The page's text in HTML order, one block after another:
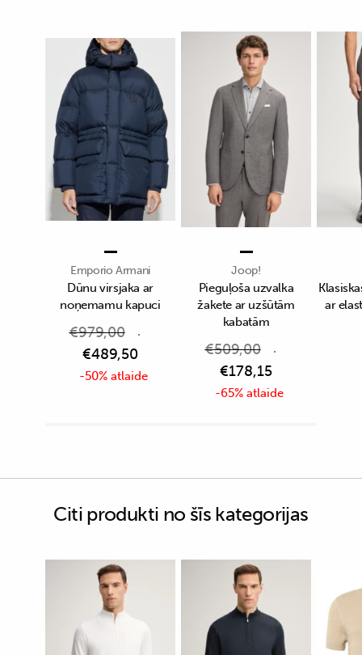
Emporio Armani
Dūnu virsjaka ar
noņemamu kapuci
€979,00
€489,50
-50% atlaide
Joop!
Pieguļoša uzvalka
žakete ar uzšūtām
kabatām
€509,00
€178,15
-65% atlaide
ar
Citi produkti no šīs kategorijas